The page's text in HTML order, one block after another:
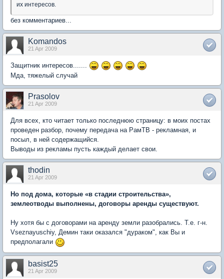
их интересов.
без комментариев...
Komandos
21 Apr 2009
Защитник интересов.......
Мда, тяжелый случай
Prasolov
21 Apr 2009
Для всех, кто читает только последнюю страницу: в моих постах
проведен разбор, почему передача на РамТВ - рекламная, и
посыл, в ней содержащийся.
Выводы из рекламы пусть каждый делает свои.
thodin
21 Apr 2009
Но под дома, которые «в стадии строительства»,
землеотводы выполнены, договоры аренды существуют.
Ну хотя бы с договорами на аренду земли разобрались. Т.е. г-н.
Vseznayuschiy, Демин таки оказался "дураком", как Вы и
предполагали
basist25
21 Apr 2009